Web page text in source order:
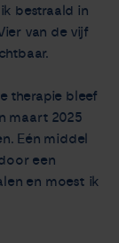
bestraald in
van de vijf
therapie bleef
maart 2025
Eén middel
een
en moest ik